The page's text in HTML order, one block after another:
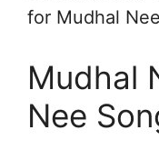
for Mudhal
Mudhal
Nee